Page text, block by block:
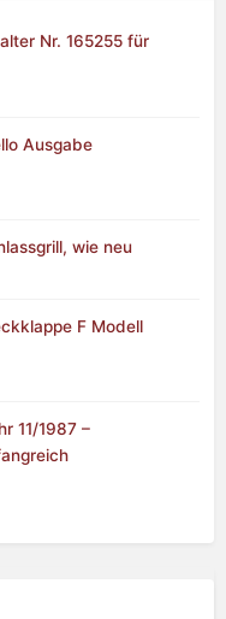
Nr. 165255 für
Ausgabe
wie neu
F Modell
11/1987 –